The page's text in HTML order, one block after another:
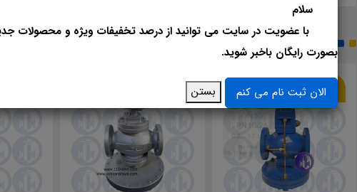
پرفروش‌ترین محصولات
10٪ 17٪
سلام
با عضویت در سایت می توانید از درصد تخفیفات ویژه و محصولات
بصورت رایگان باخبر شوید.
الان ثبت نام می کنم بستن